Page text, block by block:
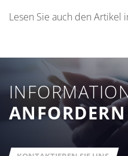
Lesen Sie auch den Artikel
ANFORDERN